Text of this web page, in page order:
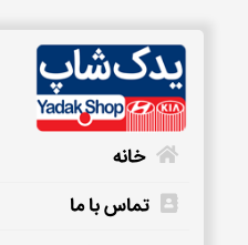
خانه
تماس با ما